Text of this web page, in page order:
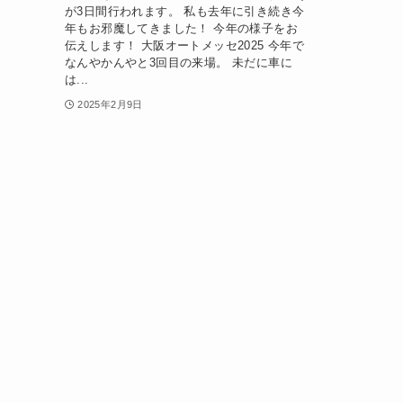
が3日間行われます。 私も去年に引き続き今
年もお邪魔してきました！ 今年の様子をお
伝えします！ 大阪オートメッセ2025 今年で
なんやかんやと3回目の来場。 未だに車に
は...
2025年2月9日